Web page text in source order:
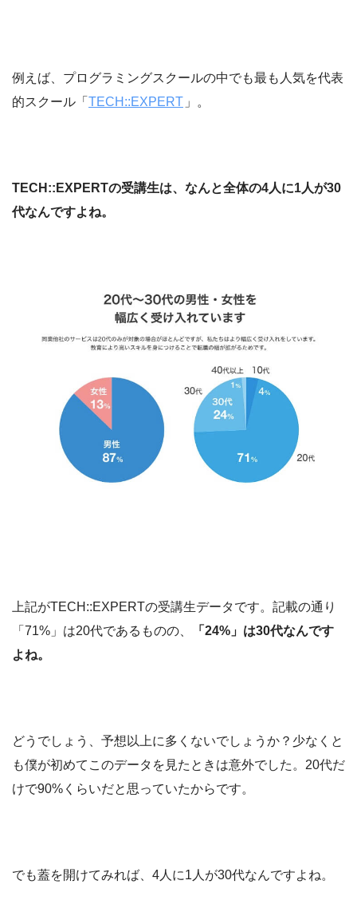
例えば、プログラミングスクールの中でも最も人気を代表
的スクール「 TECH::EXPERT 」。
TECH::EXPERTの受講生は、なんと全体の4人に1人が30
代なんですよね。
上記がTECH::EXPERTの受講生データです。記載の通り
「71%」は20代であるものの、
「24%」は30代なんです
よね。
どうでしょう、予想以上に多くないでしょうか？少なくと
も僕が初めてこのデータを見たときは意外でした。20代だ
けで90%くらいだと思っていたからです。
でも蓋を開けてみれば、4人に1人が30代なんですよね。